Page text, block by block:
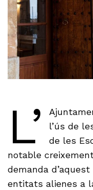
L’
l’ús de
de les
notable
demanda
entitats alienes a